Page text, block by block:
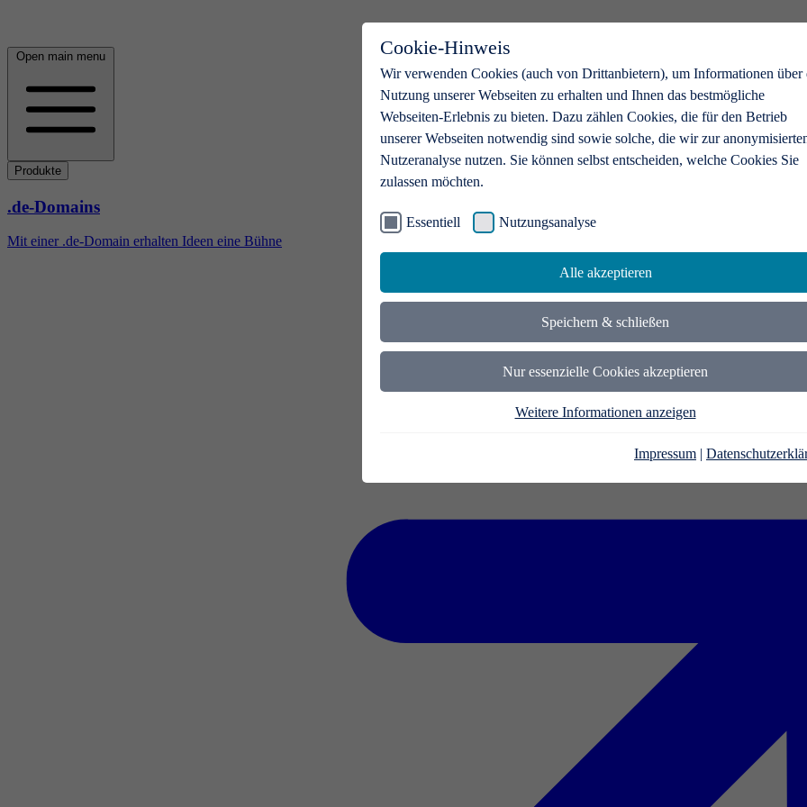
Cookie-Hinweis
Wir verwenden Cookies (auch von Drittanbietern), um Informationen über
Nutzung unserer Webseiten zu erhalten und Ihnen das bestmögliche
Webseiten-Erlebnis zu bieten. Dazu zählen Cookies, die für den Betrieb
unserer Webseiten notwendig sind sowie solche, die wir zur
Nutzeranalyse nutzen. Sie können selbst entscheiden, welche Cookies Sie
zulassen möchten.
Essentiell Nutzungsanalyse
Alle akzeptieren
Speichern & schließen
Nur essenzielle Cookies akzeptieren
Weitere Informationen anzeigen
Impressum |
Open main menu
Produkte
.de-Domains
Mit einer .de-Domain erhalten Ideen eine Bühne